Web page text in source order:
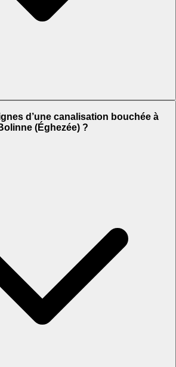
d’une canalisation bouchée à
(Éghezée) ?